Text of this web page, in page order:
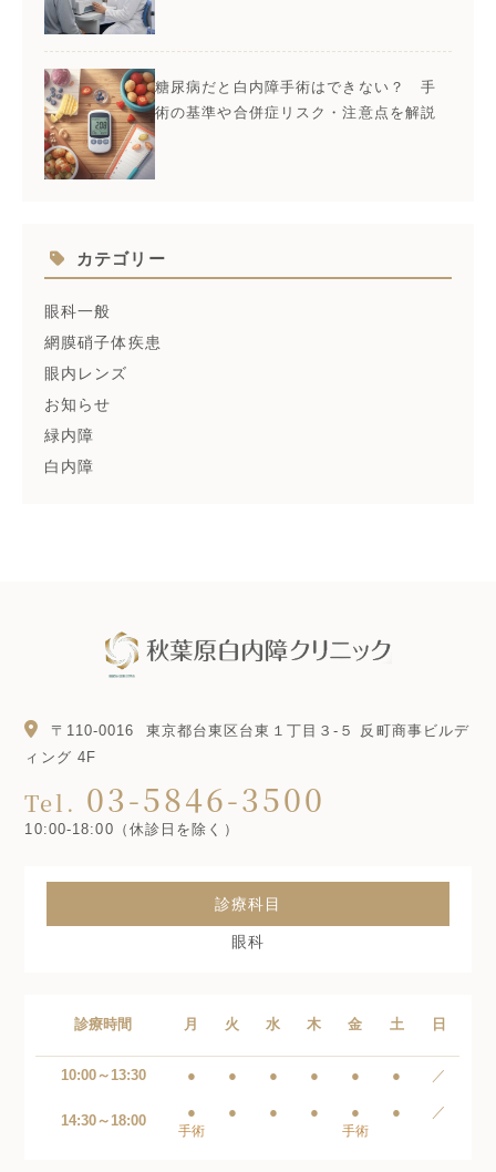
糖尿病だと白内障手術はできない？ 手
術の基準や合併症リスク・注意点を解説
カテゴリー
眼科一般
網膜硝子体疾患
眼内レンズ
お知らせ
緑内障
白内障
〒110-0016
東京都台東区台東１丁目３-５ 反町商事ビルデ
ィング 4F
Tel. 03-5846-3500
10:00-18:00（休診日を除く）
診療科目
眼科
診療時間 月 火 水 木 金 土 日
10:00～13:30 ● ● ● ● ● ● ／
14:30～18:00
●
手術
● ● ● ●
手術
● ／